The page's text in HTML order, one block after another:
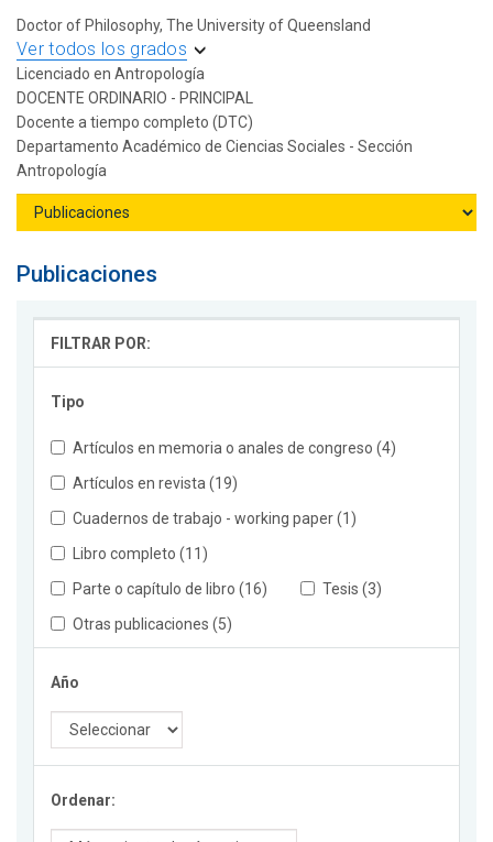
Doctor of Philosophy, The University of Queensland
Ver todos los grados
Licenciado en Antropología
DOCENTE ORDINARIO - PRINCIPAL
Docente a tiempo completo (DTC)
Departamento Académico de Ciencias Sociales - Sección
Antropología
Publicaciones
FILTRAR POR:
Tipo
Artículos en memoria o anales de congreso (4)
Artículos en revista (19)
Cuadernos de trabajo - working paper (1)
Libro completo (11)
Parte o capítulo de libro (16)
Tesis (3)
Otras publicaciones (5)
Año
Ordenar: